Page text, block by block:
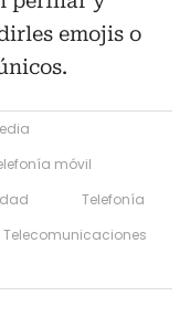
emojis o
móvil
Telefonía
Telecomunicaciones